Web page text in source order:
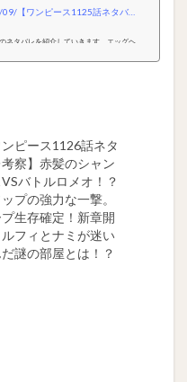
ネタバレを紹介していきます。エッグヘ
来事を発信しようとしています。エッグ
ンピース1126話ネタ
察】赤髪のシャン
バトルロメオ！？
プの強力な一撃。
生存確定！新章開
フィとナミが迷い
謎の部屋とは！？